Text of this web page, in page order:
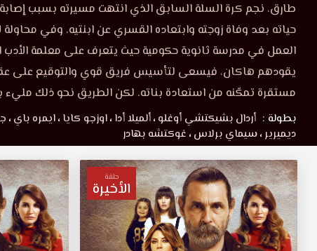
طارق، نجم كرة السلة السابق الذي انتهت مسيرته بسبب إصابة
حياته بعد وفاة زوجته وابتعاده القسري عن ابنتيه. وفي محاولة
العمل في مدرسة ثانوية حكومية حيث يتعرف على معلمة
يقودهم هاكان، فيسعى لتأسيس فريق قوي والتوقيع على
مستقرة تمكّنه من استعادة بناته. لكن الطريق نحو ذلك مليء
بطولة : أردال بشيكتشي أوغلو ،ألميلا أدا ،اوزجو كايا ،ايمره باي ،
ديميرير ،سيماي برلاس ، غوكتشه بهادر
حلقة
الأخيرة